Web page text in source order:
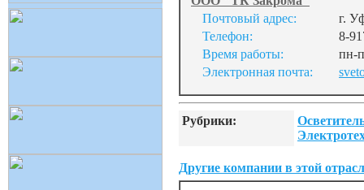
Почтовый адрес:
г.
Телефон:
8-
Время работы:
пн-
Электронная почта:
Рубрики:
Другие компании в этой